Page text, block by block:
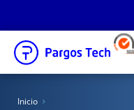
Inicio